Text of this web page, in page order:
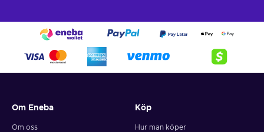
Om Eneba
Om oss
Köp
Hur man köper